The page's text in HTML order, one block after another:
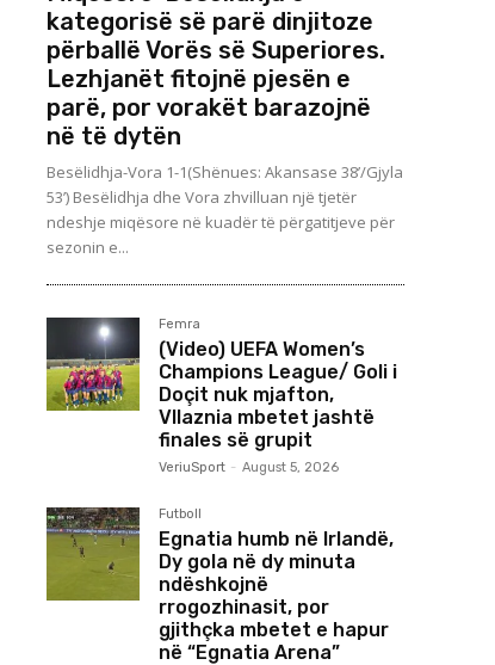
kategorisë së parë dinjitoze
përballë Vorës së Superiores.
Lezhjanët fitojnë pjesën e
parë, por vorakët barazojnë
në të dytën
Besëlidhja-Vora 1-1(Shënues: Akansase 38’/Gjyla
53’) Besëlidhja dhe Vora zhvilluan një tjetër
ndeshje miqësore në kuadër të përgatitjeve për
sezonin e...
Femra
(Video) UEFA Women’s
Champions League/ Goli i
Doçit nuk mjafton,
Vllaznia mbetet jashtë
finales së grupit
VeriuSport - August 5, 2026
Futboll
Egnatia humb në Irlandë,
Dy gola në dy minuta
ndëshkojnë
rrogozhinasit, por
gjithçka mbetet e hapur
në “Egnatia Arena”